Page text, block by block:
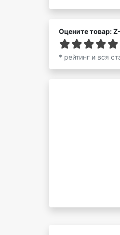
Оцените товар:
* рейтинг и вся